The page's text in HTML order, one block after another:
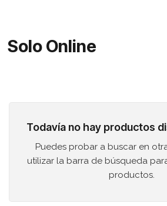
Solo Online
Todavía no hay productos
Puedes probar a buscar en
utilizar la barra de búsqueda
productos.